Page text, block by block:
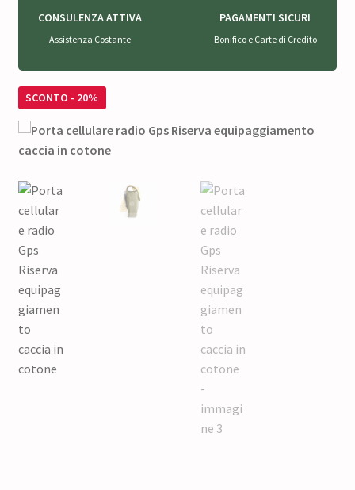
CONSULENZA ATTIVA
Assistenza Costante
PAGAMENTI SICURI
Bonifico e Carte di Credito
SCONTO - 20%